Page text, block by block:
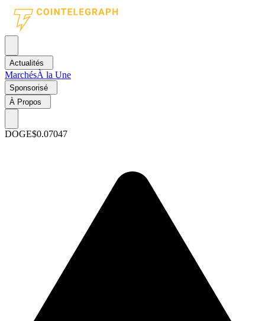
Actualités
MarchésÀ la Une
Sponsorisé
À Propos
DOGE$0.07047